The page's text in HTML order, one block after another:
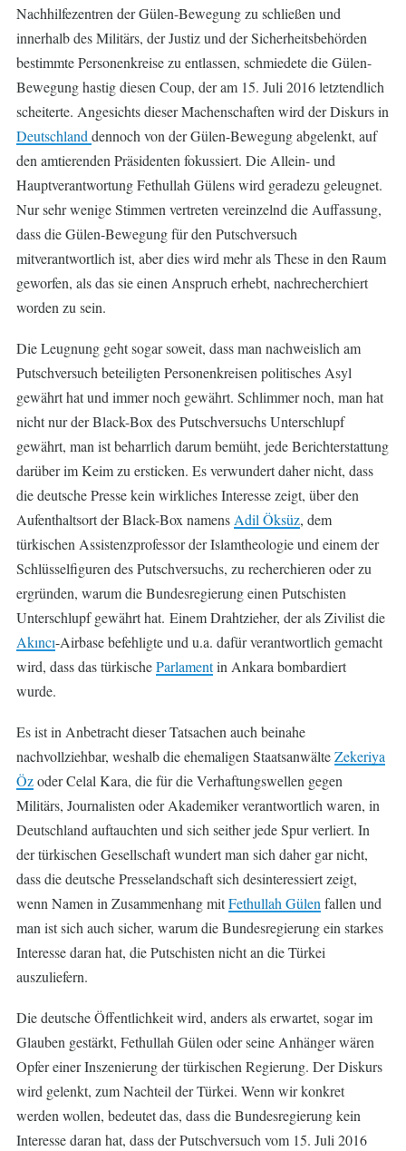
Nachhilfezentren der Gülen-Bewegung zu schließen und
innerhalb des Militärs, der Justiz und der Sicherheitsbehörden
bestimmte Personenkreise zu entlassen, schmiedete die Gülen-
Bewegung hastig diesen Coup, der am 15. Juli 2016 letztendlich
scheiterte. Angesichts dieser Machenschaften wird der Diskurs in
Deutschland dennoch von der Gülen-Bewegung abgelenkt, auf
den amtierenden Präsidenten fokussiert. Die Allein- und
Hauptverantwortung Fethullah Gülens wird geradezu geleugnet.
Nur sehr wenige Stimmen vertreten vereinzelnd die Auffassung,
dass die Gülen-Bewegung für den Putschversuch
mitverantwortlich ist, aber dies wird mehr als These in den Raum
geworfen, als das sie einen Anspruch erhebt, nachrecherchiert
worden zu sein.
Die Leugnung geht sogar soweit, dass man nachweislich am
Putschversuch beteiligten Personenkreisen politisches Asyl
gewährt hat und immer noch gewährt. Schlimmer noch, man hat
nicht nur der Black-Box des Putschversuchs Unterschlupf
gewährt, man ist beharrlich darum bemüht, jede Berichterstattung
darüber im Keim zu ersticken. Es verwundert daher nicht, dass
die deutsche Presse kein wirkliches Interesse zeigt, über den
Aufenthaltsort der Black-Box namens Adil Öksüz, dem
türkischen Assistenzprofessor der Islamtheologie und einem der
Schlüsselfiguren des Putschversuchs, zu recherchieren oder zu
ergründen, warum die Bundesregierung einen Putschisten
Unterschlupf gewährt hat. Einem Drahtzieher, der als Zivilist die
Akıncı-Airbase befehligte und u.a. dafür verantwortlich gemacht
wird, dass das türkischeParlamentin Ankara bombardiert
wurde.
Es ist in Anbetracht dieser Tatsachen auch beinahe
nachvollziehbar, weshalb die ehemaligen StaatsanwälteZekeriya
Özoder Celal Kara, die für die Verhaftungswellen gegen
Militärs, Journalisten oder Akademiker verantwortlich waren, in
Deutschland auftauchten und sich seither jede Spur verliert. In
der türkischen Gesellschaft wundert man sich daher gar nicht,
dass die deutsche Presselandschaft sich desinteressiert zeigt,
wenn Namen in Zusammenhang mitFethullah Gülen fallen und
man ist sich auch sicher, warum die Bundesregierung ein starkes
Interesse daran hat, die Putschisten nicht an die Türkei
auszuliefern.
Die deutsche Öffentlichkeit wird, anders als erwartet, sogar im
Glauben gestärkt, Fethullah Gülen oder seine Anhänger wären
Opfer einer Inszenierung der türkischen Regierung. Der Diskurs
wird gelenkt, zum Nachteil der Türkei. Wenn wir konkret
werden wollen, bedeutet das, dass die Bundesregierung kein
Interesse daran hat, dass der Putschversuch vom 15. Juli 2016